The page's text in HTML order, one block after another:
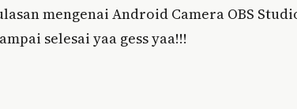
mengenai Android Camera OBS
selesai yaa gess yaa!!!